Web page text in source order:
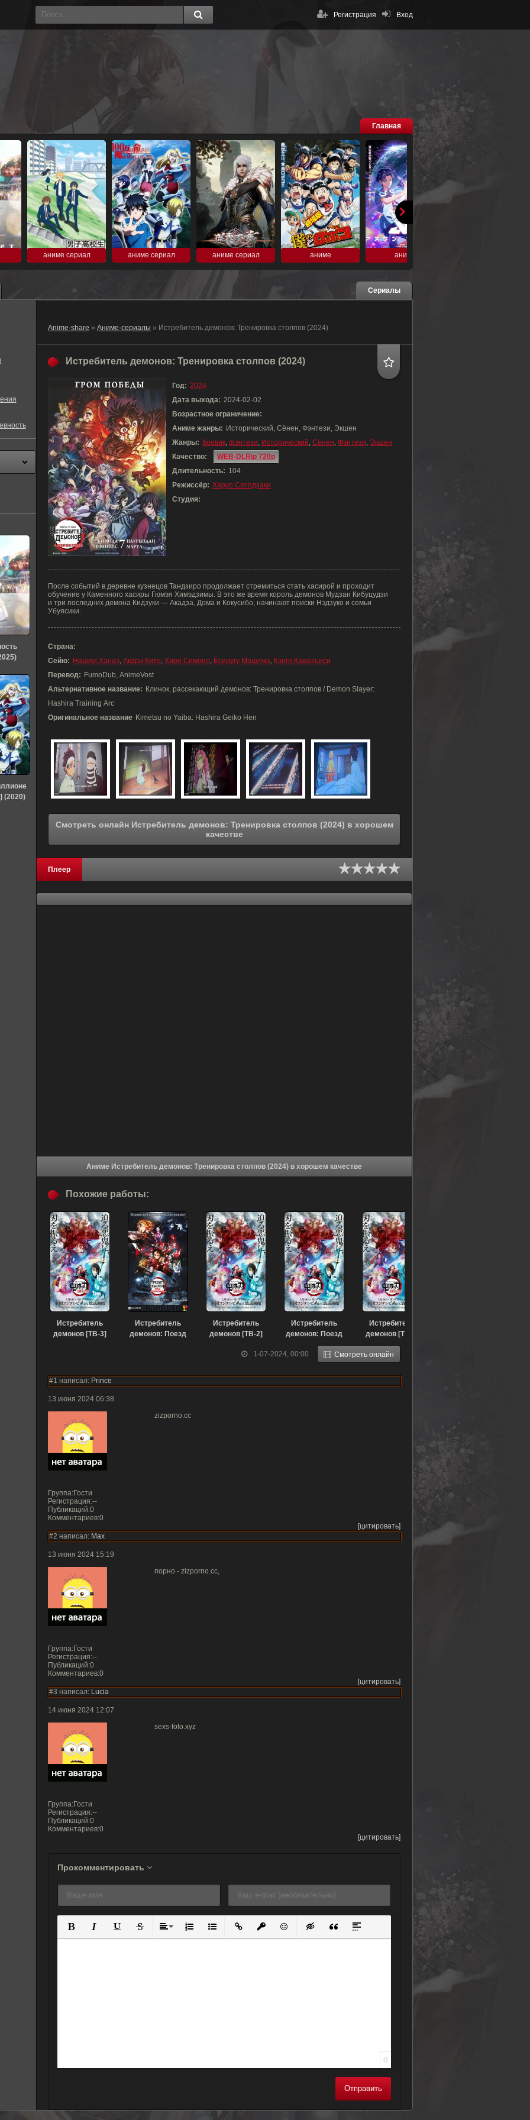
Вход
Регистрация
Главная
аниме сериал аниме сериал аниме сериал аниме аниме
Сериалы
Anime-share » Аниме-сериалы » Истребитель демонов: Тренировка столпов (2024)
Истребитель демонов: Тренировка столпов (2024)
Год: 2024
Дата выхода: 2024-02-02
Возрастное ограничение:
Аниме жанры: Исторический, Сёнен, Фэнтези, Экшен
Жанры: боевик, фэнтези, Исторический, Сёнен, Фэнтези, Экшен
Качество:
WEB-DLRip 720p
Длительность: 104
Режиссёр: Харуо Сотодзаки
Студия:
После событий в деревне кузнецов Тандзиро продолжает стремиться стать хасирой и проходит
обучение у Каменного хасиры Гюмэя Химэдзимы. В это же время король демонов Мудзан Кибуцудзи
и три последних демона Кидзуки — Акадза, Дома и Кокусибо, начинают поиски Нэдзуко и семьи
Убуясики.
Страна:
Сейю: Нацуки Ханаэ, Акари Кито, Хиро Симоно, Ёсицугу Мацуока, Кэнго Каванъиси
Перевод: FumoDub, AnimeVost
Альтернативное название: Клинок, рассекающий демонов: Тренировка столпов / Demon Slayer:
Hashira Training Arc
Оригинальное название Kimetsu no Yaiba: Hashira Geiko Hen
Смотреть онлайн Истребитель демонов: Тренировка столпов (2024) в хорошем
качестве
Плеер
Аниме Истребитель демонов: Тренировка столпов (2024) в хорошем качестве
1-07-2024, 00:00 Смотреть онлайн
Похожие работы:
Истребитель
демонов [ТВ-3]
Истребитель
демонов: Поезд
Истребитель
демонов [ТВ-2]
Истребитель
демонов: Поезд
«Бесконечный»
[ТВ] (2021)
Истребитель
демонов [ТВ-1]
(2019)
#1 написал: Prince
13 июня 2024 06:38
Группа:Гости
Регистрация:--
Публикаций:0
Комментариев:0
zizporno.cc
[цитировать]
#2 написал: Max
13 июня 2024 15:19
Группа:Гости
Регистрация:--
Публикаций:0
Комментариев:0
порно - zizporno.cc,
[цитировать]
#3 написал: Lucia
14 июня 2024 12:07
Группа:Гости
Регистрация:--
Публикаций:0
Комментариев:0
sexs-foto.xyz
[цитировать]
Прокомментировать
Полужирный
КурсивПодчеркнутый
ЗачеркнутыйВыравнивание
Нумерованный список
Маркированный список
Вставить ссылку
Вставить защищенную ссылку
Вставить смайлик
Вставка скрытого текста
Вставка цитаты
Вставка спойлера
0
Отправить
(2020)